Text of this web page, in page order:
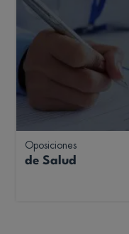
Oposiciones
de Salud